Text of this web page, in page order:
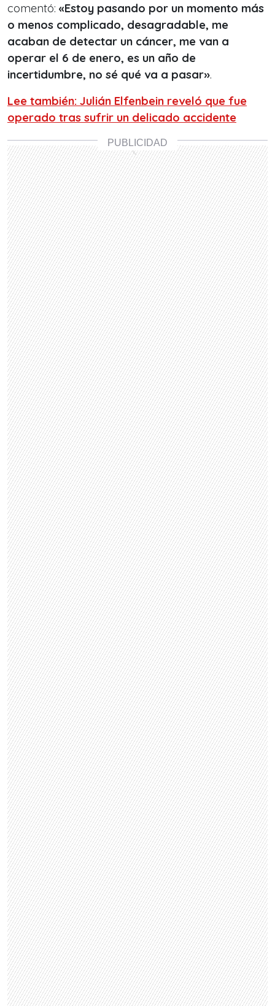
comentó: «Estoy pasando por un momento más
o menos complicado, desagradable, me
acaban de detectar un cáncer, me van a
operar el 6 de enero, es un año de
incertidumbre, no sé qué va a pasar».
Lee también: Julián Elfenbein reveló que fue
operado tras sufrir un delicado accidente